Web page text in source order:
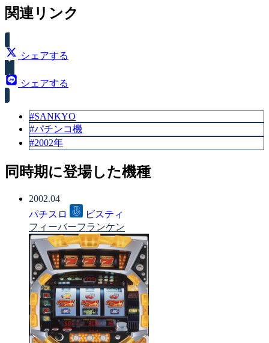
スペック
大当り確率（1/349.7）
関連リンク
シェアする
シェアする
#SANKYO
#パチンコ機
#2002年
同時期に登場した機種
2002.04
パチスロ
ビスティ
フィーバーフランケン